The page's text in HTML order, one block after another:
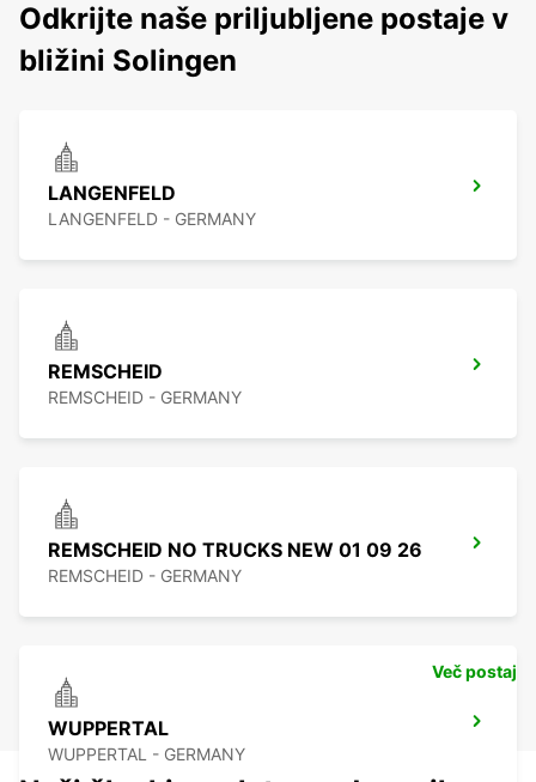
Odkrijte naše priljubljene postaje v
bližini Solingen
LANGENFELD
LANGENFELD - GERMANY
REMSCHEID
REMSCHEID - GERMANY
REMSCHEID NO TRUCKS NEW 01 09 26
REMSCHEID - GERMANY
WUPPERTAL
WUPPERTAL - GERMANY
Več postaj